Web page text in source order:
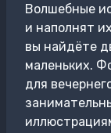
Волшебные
и наполнят
вы найдёте
маленьких.
для